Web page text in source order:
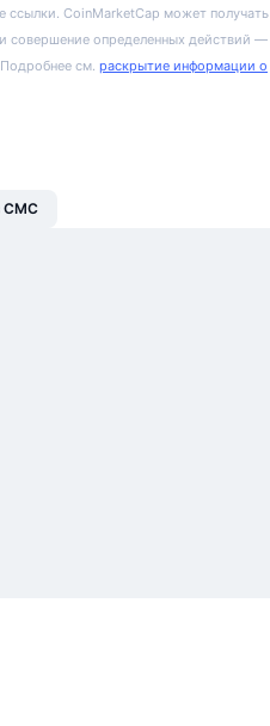
ссылки. CoinMarketCap может получать
совершение определенных действий —
см. раскрытие информации о